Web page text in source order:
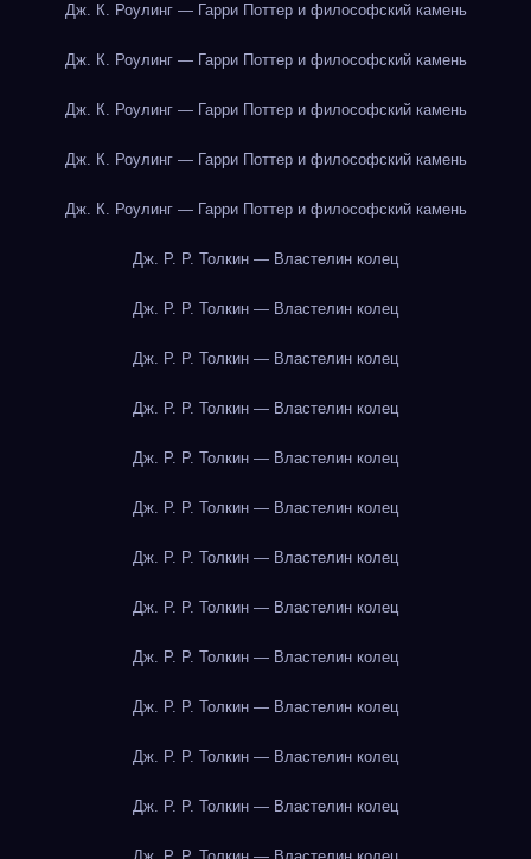
Дж. К. Роулинг — Гарри Поттер и философский камень
Дж. К. Роулинг — Гарри Поттер и философский камень
Дж. К. Роулинг — Гарри Поттер и философский камень
Дж. К. Роулинг — Гарри Поттер и философский камень
Дж. К. Роулинг — Гарри Поттер и философский камень
Дж. Р. Р. Толкин — Властелин колец
Дж. Р. Р. Толкин — Властелин колец
Дж. Р. Р. Толкин — Властелин колец
Дж. Р. Р. Толкин — Властелин колец
Дж. Р. Р. Толкин — Властелин колец
Дж. Р. Р. Толкин — Властелин колец
Дж. Р. Р. Толкин — Властелин колец
Дж. Р. Р. Толкин — Властелин колец
Дж. Р. Р. Толкин — Властелин колец
Дж. Р. Р. Толкин — Властелин колец
Дж. Р. Р. Толкин — Властелин колец
Дж. Р. Р. Толкин — Властелин колец